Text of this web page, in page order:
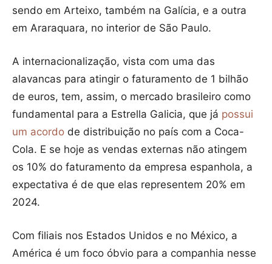
sendo em Arteixo, também na Galícia, e a outra
em Araraquara, no interior de São Paulo.
A internacionalização, vista com uma das
alavancas para atingir o faturamento de 1 bilhão
de euros, tem, assim, o mercado brasileiro como
fundamental para a Estrella Galicia, que já possui
um acordo de distribuição no país com a Coca-
Cola. E se hoje as vendas externas não atingem
os 10% do faturamento da empresa espanhola, a
expectativa é de que elas representem 20% em
2024.
Com filiais nos Estados Unidos e no México, a
América é um foco óbvio para a companhia nesse